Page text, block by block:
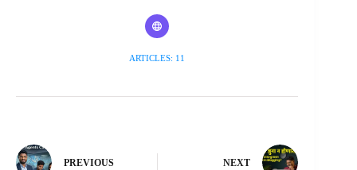
ARTICLES: 11
PREVIOUS NEXT